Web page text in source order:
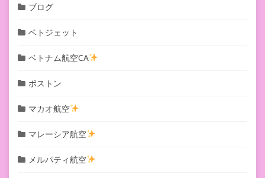
ブログ
ベトジェット
ベトナム航空CA
ボストン
マカオ航空
マレーシア航空
メルパティ航空